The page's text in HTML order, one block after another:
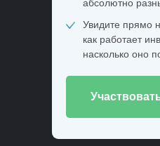
абсолютно
Увидите прямо
как работает
насколько оно